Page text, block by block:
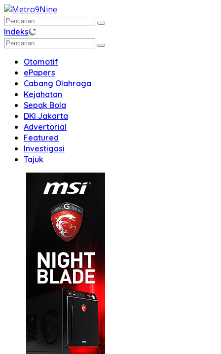
Langsung
ke
konten
Indeks
Otomotif
ePapers
Cabang Olahraga
Kejahatan
Sepak Bola
DKI Jakarta
Advertorial
Featured
Investigasi
Tajuk